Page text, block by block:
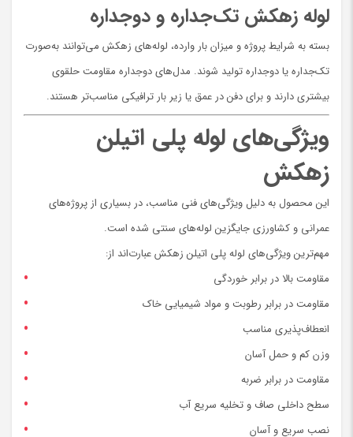
لوله زهکش تک‌جداره و دوجداره
بسته به شرایط پروژه و میزان بار وارده، لوله‌های زهکش می‌توانند به‌صورت
تک‌جداره یا دوجداره تولید شوند. مدل‌های دوجداره مقاومت حلقوی
بیشتری دارند و برای دفن در عمق یا زیر بار ترافیکی مناسب‌تر هستند.
ویژگی‌های لوله پلی اتیلن
زهکش
این محصول به دلیل ویژگی‌های فنی مناسب، در بسیاری از پروژه‌های
عمرانی و کشاورزی جایگزین لوله‌های سنتی شده است.
مهم‌ترین ویژگی‌های لوله پلی اتیلن زهکش عبارت‌اند از:
مقاومت بالا در برابر خوردگی
مقاومت در برابر رطوبت و مواد شیمیایی خاک
انعطاف‌پذیری مناسب
وزن کم و حمل آسان
مقاومت در برابر ضربه
سطح داخلی صاف و تخلیه سریع آب
نصب سریع و آسان